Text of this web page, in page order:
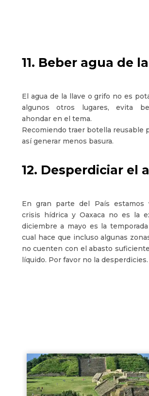
11. Beber agua de
El agua de la llave o grifo no es
algunos otros lugares, evita
ahondar en el tema.
Recomiendo traer botella reusable
así generar menos basura.
12. Desperdiciar el
En gran parte del País estamos
crisis hídrica y Oaxaca no es la
diciembre a mayo es la
cual hace que incluso algunas
no cuenten con el abasto
líquido. Por favor no la desperdicies.